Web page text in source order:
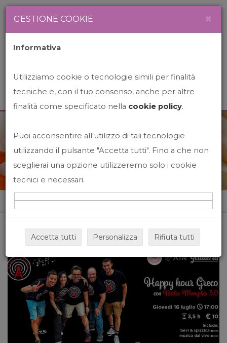
News&Events
Home News&events
GESTIONE COOKIE ×
Informativa
Utilizziamo cookie o tecnologie simili per finalità
tecniche e, con il tuo consenso, anche per altre
finalità come specificato nella cookie policy.
Puoi acconsentire all'utilizzo di tali tecnologie
utilizzando il pulsante "Accetta tutti". Fino a che non
sceglierai una opzione utilizzeremo solo i cookie
tecnici e necessari.
Accetta tutti Personalizza Rifiuta tutti